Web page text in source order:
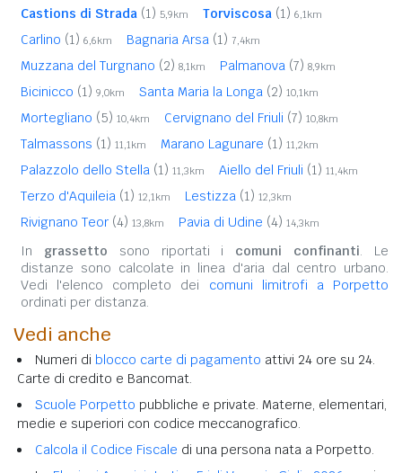
Castions di Strada (1) 5,9km Torviscosa (1) 6,1km
Carlino (1) 6,6km Bagnaria Arsa (1) 7,4km
Muzzana del Turgnano (2) 8,1km Palmanova (7) 8,9km
Bicinicco (1) 9,0km Santa Maria la Longa (2) 10,1km
Mortegliano (5) 10,4km Cervignano del Friuli (7) 10,8km
Talmassons (1) 11,1km Marano Lagunare (1) 11,2km
Palazzolo dello Stella (1) 11,3km Aiello del Friuli (1) 11,4km
Terzo d'Aquileia (1) 12,1km Lestizza (1) 12,3km
Rivignano Teor (4) 13,8km Pavia di Udine (4) 14,3km
In grassetto sono riportati i comuni confinanti. Le
distanze sono calcolate in linea d'aria dal centro urbano.
Vedi l'elenco completo dei comuni limitrofi a Porpetto
ordinati per distanza.
Vedi anche
Numeri di blocco carte di pagamento attivi 24 ore su 24.
Carte di credito e Bancomat.
Scuole Porpetto pubbliche e private. Materne, elementari,
medie e superiori con codice meccanografico.
Calcola il Codice Fiscale di una persona nata a Porpetto.